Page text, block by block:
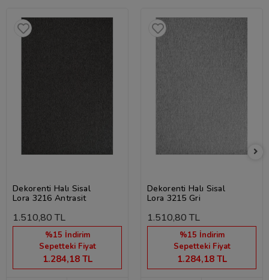
Dekorenti Halı Sisal
Lora 3216 Antrasit
1.510,80 TL
%15 İndirim
Sepetteki Fiyat
1.284,18 TL
Dekorenti Halı Sisal
Lora 3215 Gri
1.510,80 TL
%15 İndirim
Sepetteki Fiyat
1.284,18 TL